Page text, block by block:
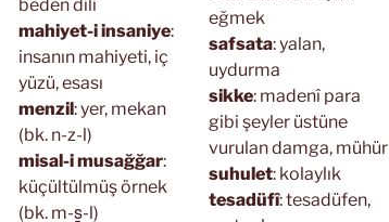
beden dili
mahiyet-i insaniye:
insanın mahiyeti, iç
yüzü, esası
menzil: yer, mekan
(bk. n-z-l)
misal-i musağğar:
küçültülmüş örnek
(bk. m-s̱-l)
eğmek
safsata: yalan,
uydurma
sikke: madenî para
gibi şeyler üstüne
vurulan damga, mühür
suhulet: kolaylık
tesadüfî: tesadüfen,